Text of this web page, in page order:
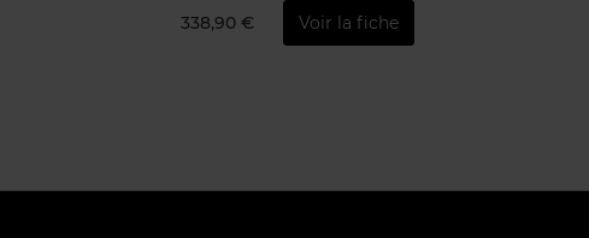
338,90 € Voir la fiche